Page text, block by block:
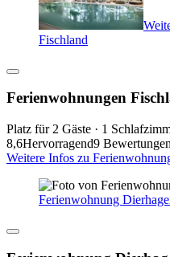
Fischland
Ferienwohnungen
Platz für 2 Gäste · 1
8,6Hervorragend9 Bewertungen
Weitere Infos zu
Ferienwohnung